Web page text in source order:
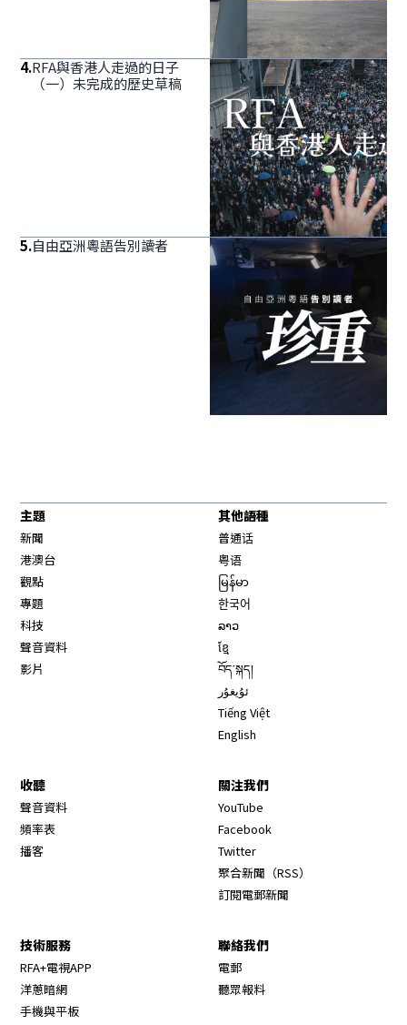
4.RFA與香港人走過的日子
（一）未完成的歷史草稿
5.自由亞洲粵語告別讀者
主題
新聞
港澳台
觀點
專題
科技
聲音資料
影片
其他語種
普通话
粤语
မြန်မာ
한국어
ລາວ
ខ្មែ
བོད་སྐད།
ئۇيغۇر
Tiếng Việt
English
收聽
聲音資料
頻率表
播客
關注我們
YouTube
Facebook
Twitter
聚合新聞（RSS）
訂閱電郵新聞
技術服務
RFA+電視APP
洋蔥暗網
手機與平板
聯絡我們
電郵
聽眾報料